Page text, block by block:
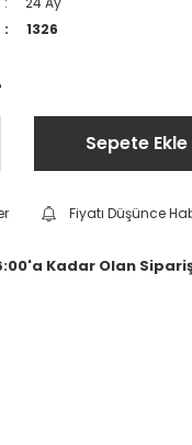
1326
Sepete Ekle
Fiyatı Düşünce
Kadar Olan